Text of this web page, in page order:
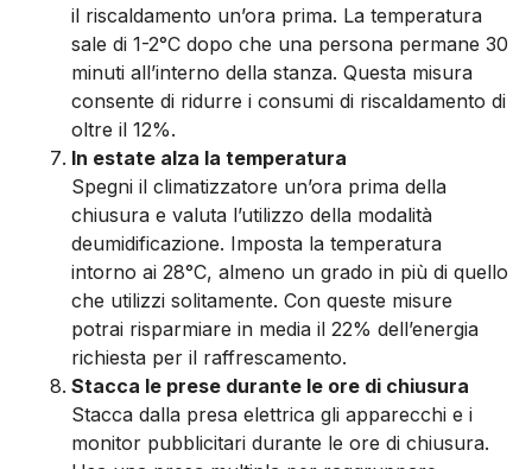
il riscaldamento un’ora prima. La temperatura
sale di 1-2°C dopo che una persona permane 30
minuti all’interno della stanza. Questa misura
consente di ridurre i consumi di riscaldamento di
oltre il 12%.
In estate alza la temperatura
Spegni il climatizzatore un’ora prima della
chiusura e valuta l’utilizzo della modalità
deumidificazione. Imposta la temperatura
intorno ai 28°C, almeno un grado in più di quello
che utilizzi solitamente. Con queste misure
potrai risparmiare in media il 22% dell’energia
richiesta per il raffrescamento.
Stacca le prese durante le ore di chiusura
Stacca dalla presa elettrica gli apparecchi e i
monitor pubblicitari durante le ore di chiusura.